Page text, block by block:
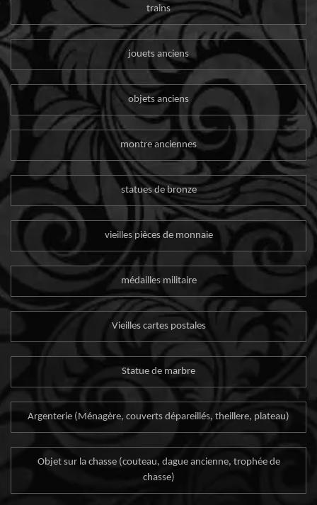
trains
jouets anciens
objets anciens
montre anciennes
statues de bronze
vieilles pièces de monnaie
médailles militaire
Vieilles cartes postales
Statue de marbre
Argenterie (Ménagère, couverts dépareillés, theillere, plateau)
Objet sur la chasse (couteau, dague ancienne, trophée de
chasse)